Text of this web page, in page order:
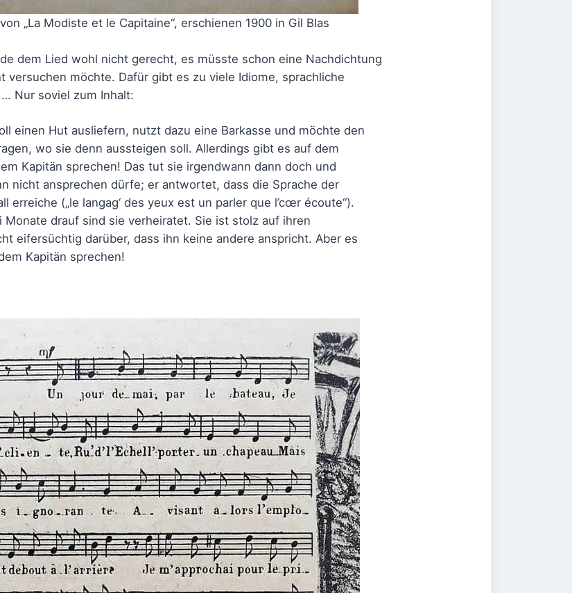
„La Modiste et le Capitaine“, erschienen 1900 in Gil Blas
dem Lied wohl nicht gerecht, es müsste schon eine Nachdichtung
versuchen möchte. Dafür gibt es zu viele Idiome, sprachliche
Nur soviel zum Inhalt:
einen Hut ausliefern, nutzt dazu eine Barkasse und möchte den
wo sie denn aussteigen soll. Allerdings gibt es auf dem
Kapitän sprechen! Das tut sie irgendwann dann doch und
nicht ansprechen dürfe; er antwortet, dass die Sprache der
erreiche („le langag‘ des yeux est un parler que l’cœr écoute“).
Monate drauf sind sie verheiratet. Sie ist stolz auf ihren
eifersüchtig darüber, dass ihn keine andere anspricht. Aber es
Kapitän sprechen!